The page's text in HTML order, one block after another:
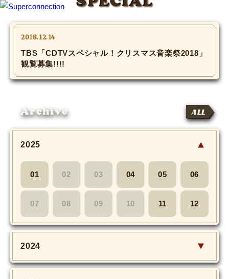
2018.12.14
TBS「CDTVスペシャル！クリスマス音楽祭2018」
観覧募集!!!!
Archive ALL
2025
01 02 03 04 05 06
07 08 09 10 11 12
2024
INFO
STAFF DIARY
SHIHO’s VOICE
We Spy!
SPECIAL
#Throwback
MOVIE
Monostagram